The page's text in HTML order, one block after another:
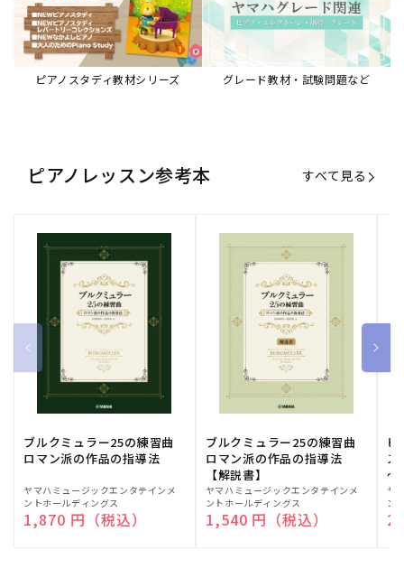
ピアノスタディ教材シリーズ グレード教材・試験問題など
ピアノレッスン参考本 すべて見る
ブルクミュラー25の練習曲
ロマン派の作品の指導法
販
売
元:
ヤマハミュージックエンタテインメ
ントホールディングス
通常価格
1,870 円（税込）
ブルクミュラー25の練習曲
ロマン派の作品の指導法
【解説書】
販
売
元:
ヤマハミュージックエンタテインメ
ントホールディングス
通常価格
1,540 円（税込）
ピ
ス
～
販
売
元:
ヤ
ン